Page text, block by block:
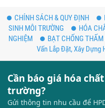
CHÍNH SÁCH & QUY ĐỊNH
SINH MÔI TRƯỜNG
HÓA
NGHIỆM
BẠT CHỐNG THẤM
Vấn Lắp Đặt, Xây Dựng
Cần báo giá hóa
trường?
Gửi thông tin nhu cầu để